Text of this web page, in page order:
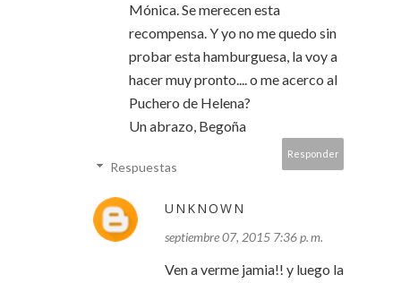
Mónica. Se merecen esta
recompensa. Y yo no me quedo sin
probar esta hamburguesa, la voy a
hacer muy pronto.... o me acerco al
Puchero de Helena?
Un abrazo, Begoña
Responder
Respuestas
UNKNOWN
septiembre 07, 2015 7:36 p. m.
Ven a verme jamia!! y luego la